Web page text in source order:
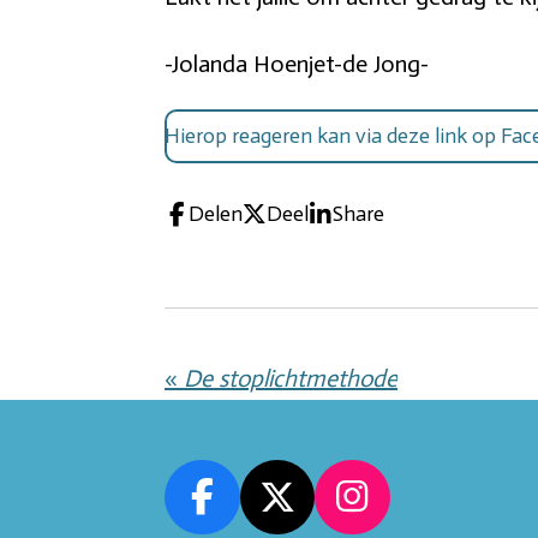
-Jolanda Hoenjet-de Jong-
Hierop reageren kan via deze link op
Delen Deel Share
« De stoplichtmethode
F
X
I